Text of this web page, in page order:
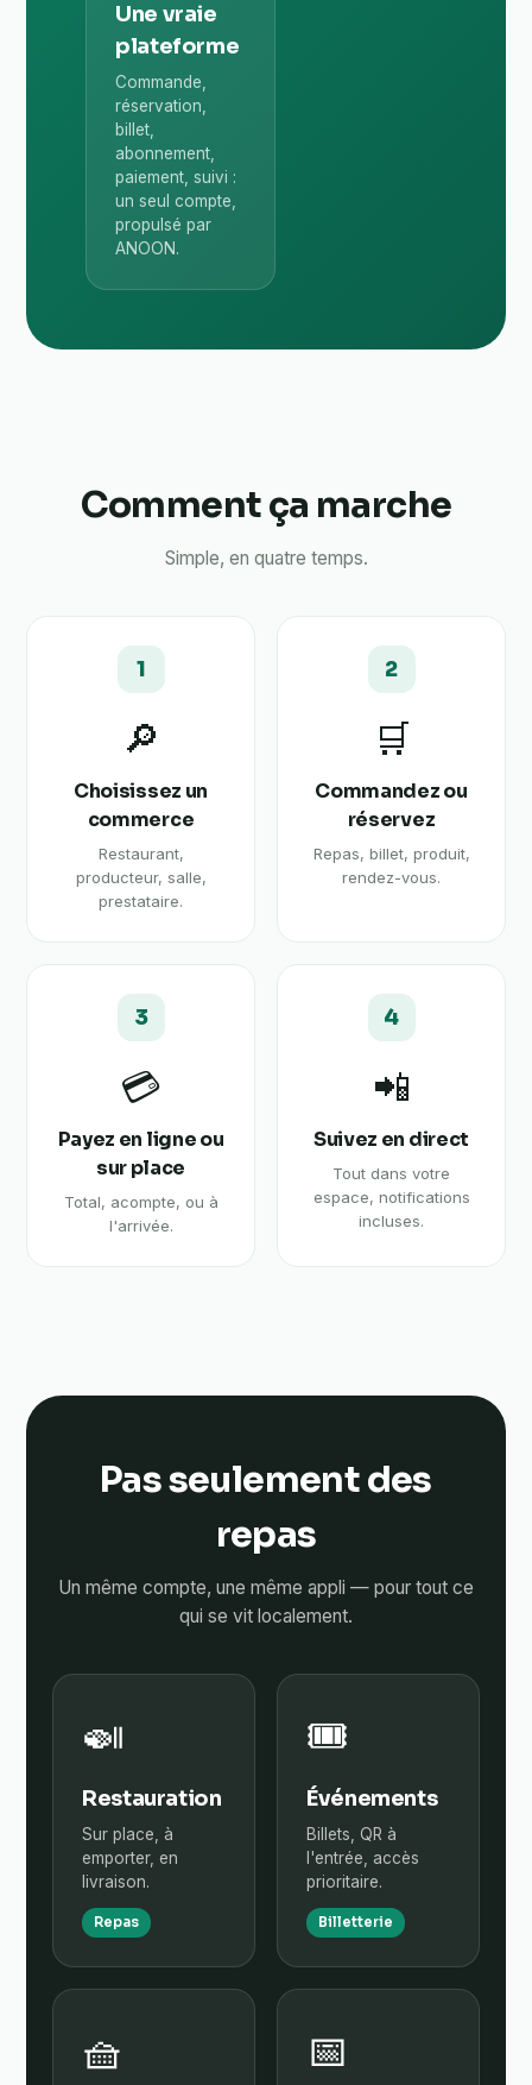
Une vraie
plateforme
Commande,
réservation,
billet,
abonnement,
paiement, suivi :
un seul compte,
propulsé par
ANOON.
Comment ça marche
Simple, en quatre temps.
1
🔎
Choisissez un
commerce
Restaurant,
producteur, salle,
prestataire.
2
🛒
Commandez ou
réservez
Repas, billet, produit,
rendez-vous.
3
💳
Payez en ligne ou
sur place
Total, acompte, ou à
l'arrivée.
4
📲
Suivez en direct
Tout dans votre
espace, notifications
incluses.
Pas seulement des
repas
Un même compte, une même appli — pour tout ce
qui se vit localement.
🍛
Restauration
Sur place, à
emporter, en
livraison.
Repas
🎟️
Événements
Billets, QR à
l'entrée, accès
prioritaire.
Billetterie
🧺 📅